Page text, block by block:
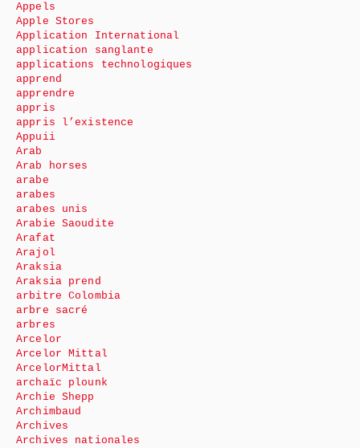
Appels
Apple Stores
Application International
application sanglante
applications technologiques
apprend
apprendre
appris
appris l’existence
Appuii
Arab
Arab horses
arabe
arabes
arabes unis
Arabie Saoudite
Arafat
Arajol
Araksia
Araksia prend
arbitre Colombia
arbre sacré
arbres
Arcelor
Arcelor Mittal
ArcelorMittal
archaïc plounk
Archie Shepp
Archimbaud
Archives
Archives nationales